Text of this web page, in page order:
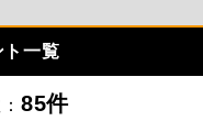
ト一覧
85件